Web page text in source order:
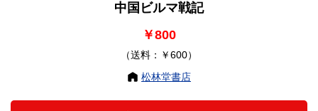
中国ビルマ戦記
￥800
（送料：￥600）
松林堂書店